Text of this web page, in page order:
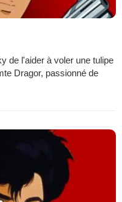
de l'aider à voler une tulipe
Dragor, passionné de